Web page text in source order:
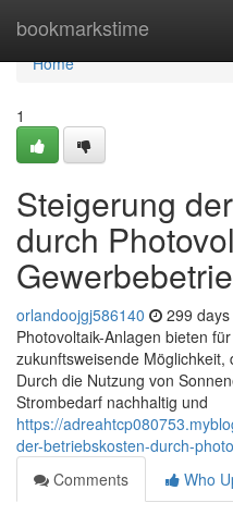
bookmarkstime
Home
Home
1
Steigerung
durch
orlandoojgj586140 299
Photovoltaik-Anlagen bieten
zukunftsweisende
Durch die Nutzung von
Strombedarf nachhaltig und
https://
der-betriebskosten-durch-
Comments
Who